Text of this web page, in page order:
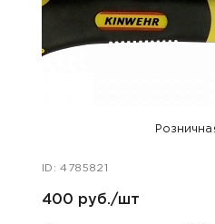
ID: 4785821
400 руб./шт